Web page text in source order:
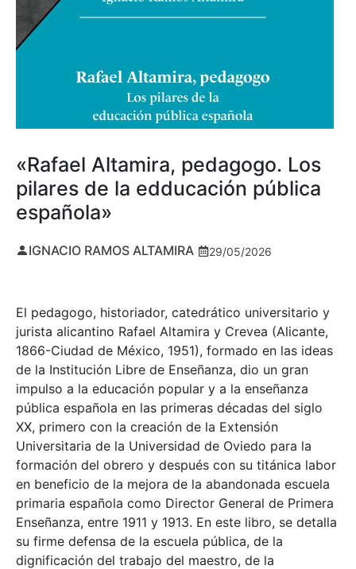
«Rafael Altamira, pedagogo. Los
pilares de la edducación pública
española»
IGNACIO RAMOS ALTAMIRA 29/05/2026
El pedagogo, historiador, catedrático universitario y
jurista alicantino Rafael Altamira y Crevea (Alicante,
1866-Ciudad de México, 1951), formado en las ideas
de la Institución Libre de Enseñanza, dio un gran
impulso a la educación popular y a la enseñanza
pública española en las primeras décadas del siglo
XX, primero con la creación de la Extensión
Universitaria de la Universidad de Oviedo para la
formación del obrero y después con su titánica labor
en beneficio de la mejora de la abandonada escuela
primaria española como Director General de Primera
Enseñanza, entre 1911 y 1913. En este libro, se detalla
su firme defensa de la escuela pública, de la
dignificación del trabajo del maestro, de la